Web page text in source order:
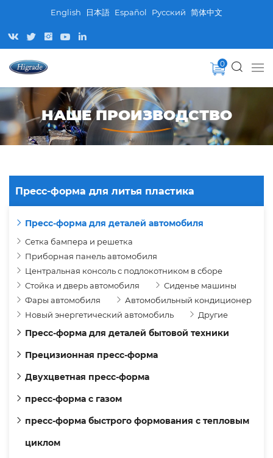
English 日本語 Español Pусский 简体中文
0
НАШЕ ПРОИЗВОДСТВО
Пресс-форма для литья пластика
Пресс-форма для деталей автомобиля
Сетка бампера и решетка
Приборная панель автомобиля
Центральная консоль с подлокотником в сборе
Стойка и дверь автомобиля
Сиденье машины
Фары автомобиля
Автомобильный кондиционер
Новый энергетический автомобиль
Другие
Пресс-форма для деталей бытовой техники
Прецизионная пресс-форма
Двухцветная пресс-форма
пресс-форма с газом
пресс-форма быстрого формования с тепловым
циклом